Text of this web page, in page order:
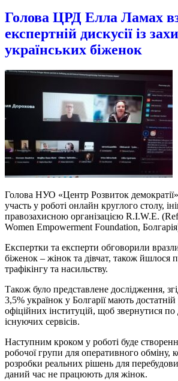
Голова ЦРД Елла Ламах
експертній дискусії із
українських біженок
Голова НУО «Центр Розвиток
участь у роботі онлайн круглого столу,
правозахисною організацією R.I.W.E.
Women Empowerment Foundation,
Експертки та експерти обговорили
біженок – жінок та дівчат, також йшлося
трафікінгу та насильству.
Також було представлене дослідження,
3,5% українок у Болгарії мають
офіційних інституцій, щоб звернутися
існуючих сервісів.
Наступним кроком у роботі буде
робочої групи для оперативного обміну,
розробки реальних рішень для
даний час не працюють для жінок.